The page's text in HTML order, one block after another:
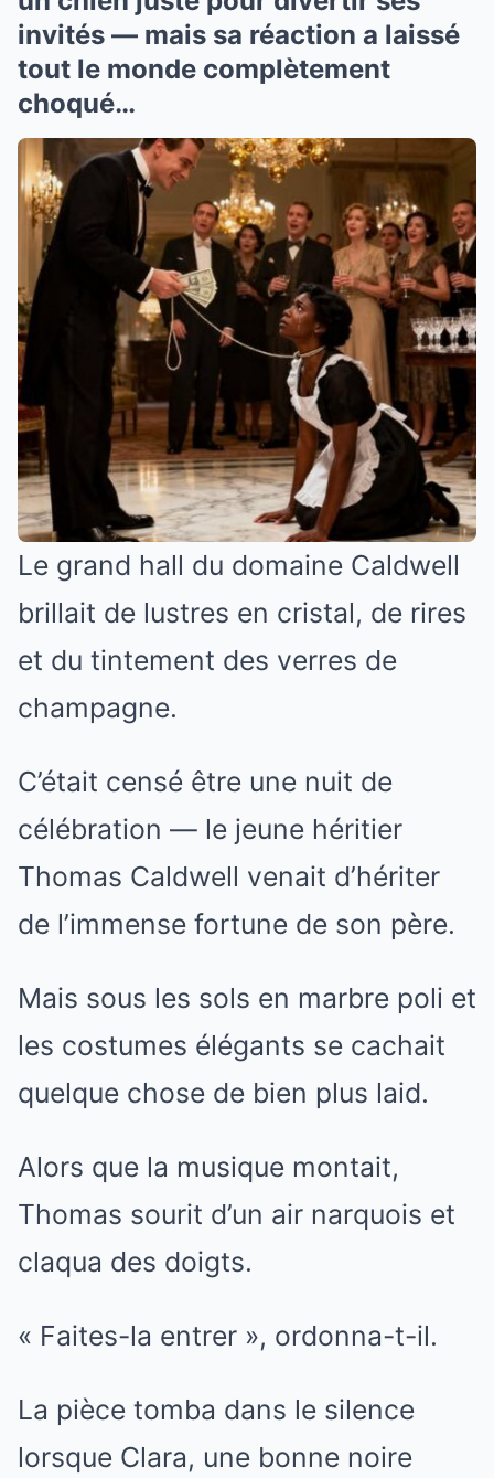
invités — mais sa réaction a laissé
tout le monde complètement
choqué…
Le grand hall du domaine Caldwell
brillait de lustres en cristal, de rires
et du tintement des verres de
champagne.
C’était censé être une nuit de
célébration — le jeune héritier
Thomas Caldwell venait d’hériter
de l’immense fortune de son père.
Mais sous les sols en marbre poli et
les costumes élégants se cachait
quelque chose de bien plus laid.
Alors que la musique montait,
Thomas sourit d’un air narquois et
claqua des doigts.
« Faites-la entrer », ordonna-t-il.
La pièce tomba dans le silence
lorsque Clara, une bonne noire